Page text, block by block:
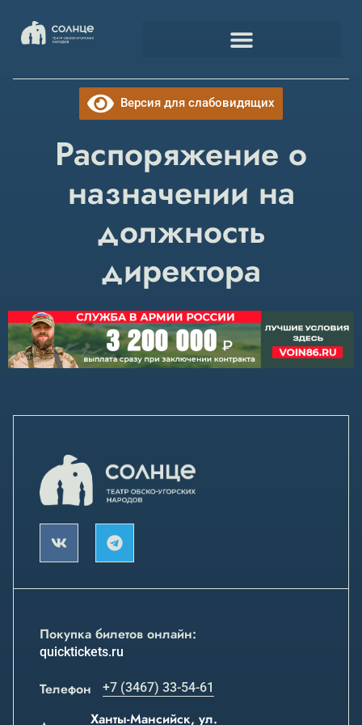
Версия для слабовидящих
Распоряжение о
назначении на
должность
директора
Покупка билетов онлайн:
quicktickets.ru
Телефон +7 (3467) 33-54-61
Ханты-Мансийск, ул.